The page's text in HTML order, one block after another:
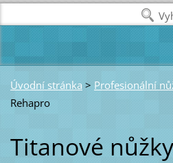
Úvodní stránka > Profesionální
Rehapro
Titanové